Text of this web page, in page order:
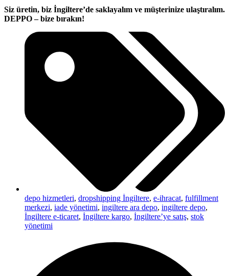
Siz üretin, biz İngiltere’de saklayalım ve müşterinize ulaştıralım.
DEPPO – bize bırakın!
depo hizmetleri, dropshipping İngiltere, e-ihracat, fulfillment
merkezi, iade yönetimi, ingiltere ara depo, ingiltere depo,
İngiltere e-ticaret, İngiltere kargo, İngiltere’ye satış, stok
yönetimi